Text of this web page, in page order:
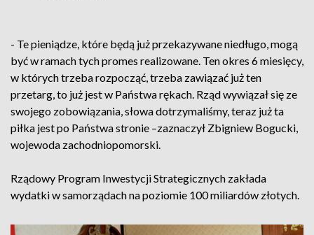
- Te pieniądze, które będą już przekazywane niedługo, mogą
być w ramach tych promes realizowane. Ten okres 6 miesięcy,
w których trzeba rozpocząć, trzeba zawiązać już ten
przetarg, to już jest w Państwa rękach. Rząd wywiązał się ze
swojego zobowiązania, słowa dotrzymaliśmy, teraz już ta
piłka jest po Państwa stronie –zaznaczył Zbigniew Bogucki,
wojewoda zachodniopomorski.
Rządowy Program Inwestycji Strategicznych zakłada
wydatki w samorządach na poziomie 100 miliardów złotych.